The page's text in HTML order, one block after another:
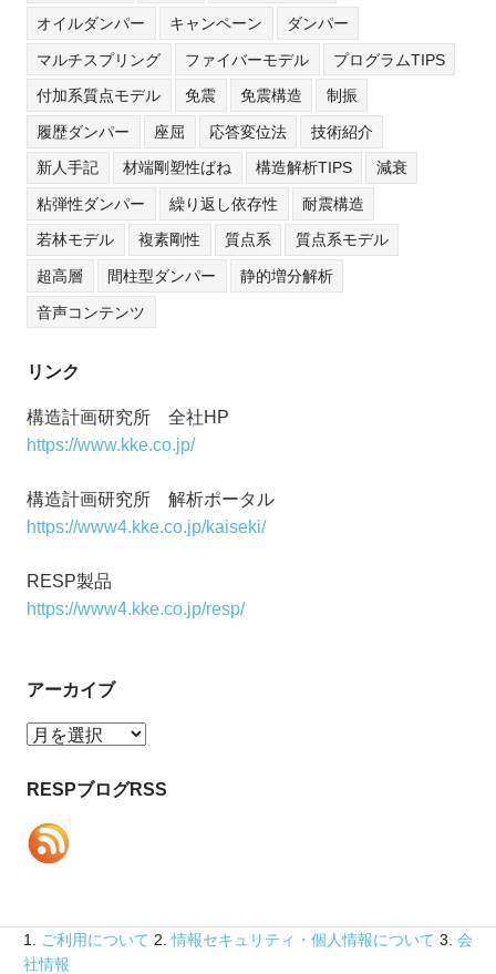
オイルダンパー キャンペーン ダンパー
マルチスプリング ファイバーモデル プログラムTIPS
付加系質点モデル 免震 免震構造 制振
履歴ダンパー 座屈 応答変位法 技術紹介
新人手記 材端剛塑性ばね 構造解析TIPS 減衰
粘弾性ダンパー 繰り返し依存性 耐震構造
若林モデル 複素剛性 質点系 質点系モデル
超高層 間柱型ダンパー 静的増分解析
音声コンテンツ
リンク
構造計画研究所 全社HP
https://www.kke.co.jp/
構造計画研究所 解析ポータル
https://www4.kke.co.jp/kaiseki/
RESP製品
https://www4.kke.co.jp/resp/
アーカイブ
ア
カ
ブ
RESPブログRSS
1. ご利用について 2.情報セキュリティ・個人情報について 3. 会
社情報